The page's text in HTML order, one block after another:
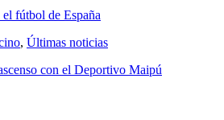
fútbol de España
, Últimas noticias
con el Deportivo Maipú